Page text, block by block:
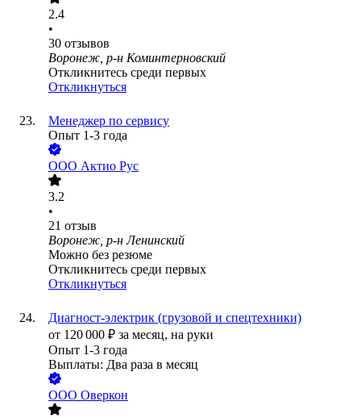
2.4
•
30 отзывов
Воронеж, р-н Коминтерновский
Откликнитесь среди первых
Откликнуться
Менеджер по сервису
Опыт 1-3 года
ООО Актио Рус
3.2
•
21 отзыв
Воронеж, р-н Ленинский
Можно без резюме
Откликнитесь среди первых
Откликнуться
Диагност-электрик (грузовой и спецтехники)
от 120 000 ₽ за месяц, на руки
Опыт 1-3 года
Выплаты: Два раза в месяц
ООО Оверкон